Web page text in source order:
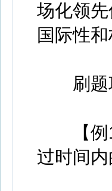
场化领
国际性
刷题
【例1
过时间